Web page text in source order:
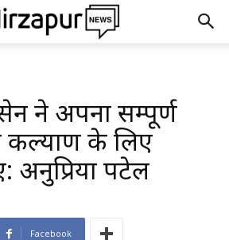
ने अपना सम्पूर्ण
कल्याण के लिए
अनुप्रिया पटेल
Facebook